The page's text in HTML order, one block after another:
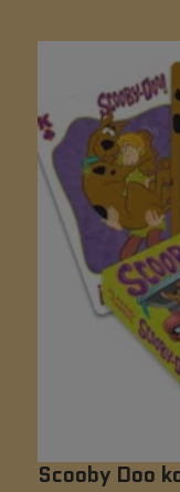
Scooby Doo